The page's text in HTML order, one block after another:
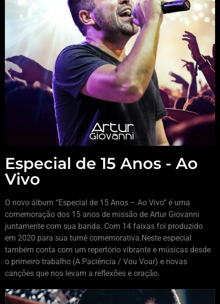
Especial de 15 Anos - Ao
Vivo
O novo álbum “Especial de 15 Anos – Ao Vivo” é uma
comemoração dos 15 anos de missão de Artur Giovanni
juntamente com sua banda. Com 14 faixas foi produzido
em 2020 para sua turnê comemorativa.Neste especial
também conta com um repertório vibrante e músicas desde
o primeiro trabalho (A Paciência / Vou Voar) e novas
canções que nos levam a reflexões e oração.